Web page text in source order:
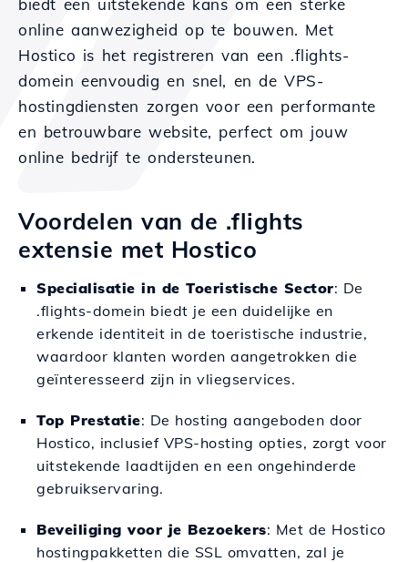
biedt een uitstekende kans om een sterke
online aanwezigheid op te bouwen. Met
Hostico is het registreren van een .flights-
domein eenvoudig en snel, en de VPS-
hostingdiensten zorgen voor een performante
en betrouwbare website, perfect om jouw
online bedrijf te ondersteunen.
Voordelen van de .flights
extensie met Hostico
Specialisatie in de Toeristische Sector: De
.flights-domein biedt je een duidelijke en
erkende identiteit in de toeristische industrie,
waardoor klanten worden aangetrokken die
geïnteresseerd zijn in vliegservices.
Top Prestatie: De hosting aangeboden door
Hostico, inclusief VPS-hosting opties, zorgt voor
uitstekende laadtijden en een ongehinderde
gebruikservaring.
Beveiliging voor je Bezoekers: Met de Hostico
hostingpakketten die SSL omvatten, zal je